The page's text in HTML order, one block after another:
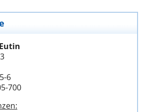
6
700